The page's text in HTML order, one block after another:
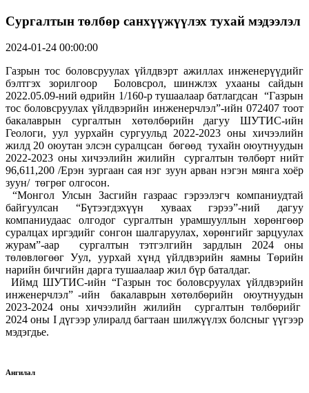
Сургалтын төлбөр санхүүжүүлэх тухай мэдээлэл
2024-01-24 00:00:00
Газрын тос боловсруулах үйлдвэрт ажиллах инженерүүдийг
бэлтгэх зорилгоор Боловсрол, шинжлэх ухааны сайдын
2022.05.09-ний өдрийн 1/160-р тушаалаар батлагдсан “Газрын
тос боловсруулах үйлдвэрийн инженерчлэл”-ийн 072407 тоот
бакалаврын сургалтын хөтөлбөрийн дагуу ШУТИС-ийн
Геологи, уул уурхайн сургуульд 2022-2023 оны хичээлийн
жилд 20 оюутан элсэн суралцсан бөгөөд тухайн оюутнуудын
2022-2023 оны хичээлийн жилийн сургалтын төлбөрт нийт
96,611,200 /Ерэн зургаан сая нэг зуун арван нэгэн мянга хоёр
зуун/ төгрөг олгосон.
“Монгол Улсын Засгийн газраас гэрээлэгч компаниудтай
байгуулсан “Бүтээгдэхүүн хуваах гэрээ”-ний дагуу
компаниудаас олгодог сургалтын урамшууллын хөрөнгөөр
суралцах иргэдийг сонгон шалгаруулах, хөрөнгийг зарцуулах
журам”-аар сургалтын тэтгэлгийн зардлын 2024 оны
төлөвлөгөөг Уул, уурхай хүнд үйлдвэрийн яамны Төрийн
нарийн бичгийн дарга тушаалаар жил бүр баталдаг.
Иймд ШУТИС-ийн “Газрын тос боловсруулах үйлдвэрийн
инженерчлэл” -ийн бакалаврын хөтөлбөрийн оюутнуудын
2023-2024 оны хичээлийн жилийн сургалтын төлбөрийг
2024 оны I дүгээр улиралд багтаан шилжүүлэх болсныг үүгээр
мэдэгдье.
Ангилал